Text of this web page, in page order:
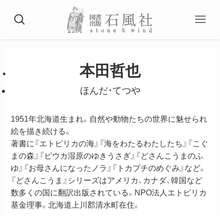
本田哲也
ほんだ・てつや
1951年北海道生まれ。自然や動物たちの世界に魅せられ
絵を描き続ける。
著書に『エトピリカの海』『海をわたるわたしたち』『こぐ
まの森』『ピウカ湿原のゆきうさぎ』『どさんこうまのふ
ゆ』『お母さんになったノラ』『トカプチのめぐみ』など。
『どさんこうま』シリーズはアメリカ、カナダ、韓国など
数多くの国に翻訳出版されている。NPO法人エトピリカ
基金理事。北海道上川郡清水町在住。